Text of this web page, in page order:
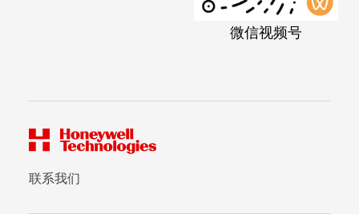
微信视频号
联系我们